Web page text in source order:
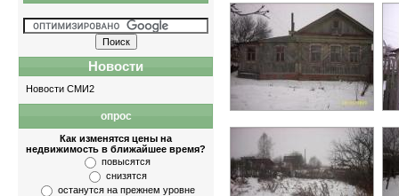
Новости
Новости СМИ2
опрос
Как изменятся цены на
недвижимость в ближайшее время?
повысятся
снизятся
останутся на прежнем уровне